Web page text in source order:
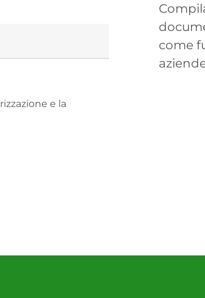
e la
come